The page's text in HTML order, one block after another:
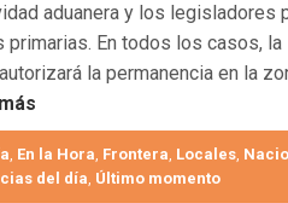
aduanera y los legisladores
primarias. En todos los casos, la
la permanencia en la
, En la Hora, Frontera, Locales,
del día, Último momento